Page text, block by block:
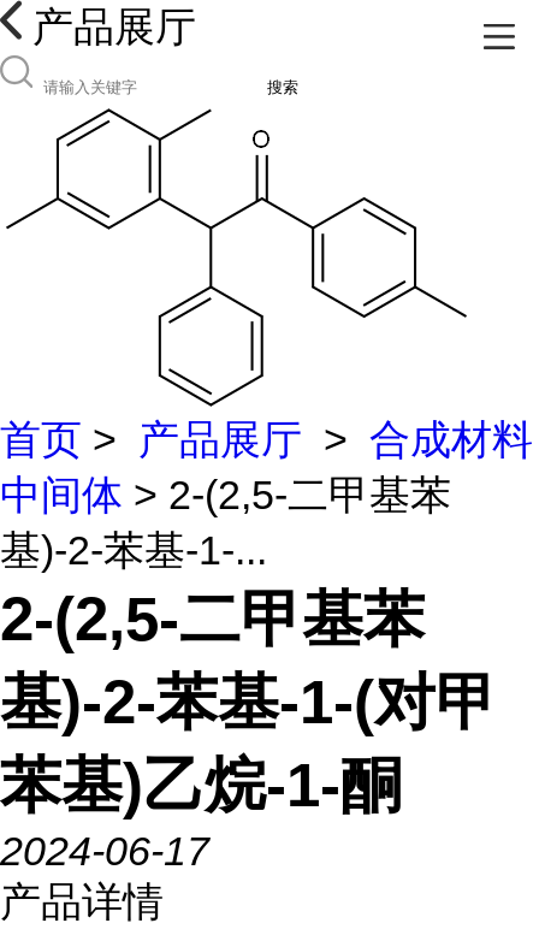
产品展厅
搜索
首页 > 产品展厅 > 合成材料
中间体 > 2-(2,5-二甲基苯
基)-2-苯基-1-...
2-(2,5-二甲基苯
基)-2-苯基-1-(对甲
苯基)乙烷-1-酮
2024-06-17
产品详情